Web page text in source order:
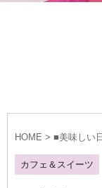
HOME > ■美味しい
カフェ＆スイーツ